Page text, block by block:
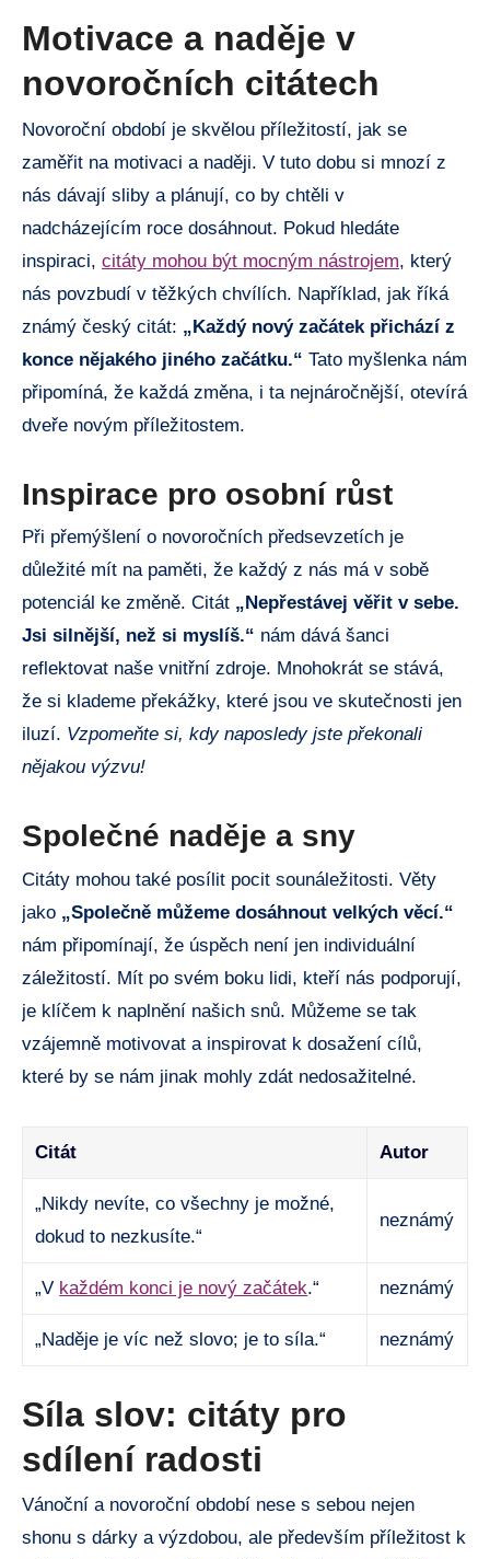
Motivace a naděje v
novoročních citátech
Novoroční období je skvělou příležitostí, jak se
zaměřit na motivaci a naději. V tuto dobu si mnozí z
nás dávají sliby a plánují, co by chtěli v
nadcházejícím roce dosáhnout. Pokud hledáte
inspiraci, citáty mohou být mocným nástrojem, který
nás povzbudí v těžkých chvílích. Například, jak říká
známý český citát: „Každý nový začátek přichází z
konce nějakého jiného začátku.“ Tato myšlenka nám
připomíná, že každá změna, i ta nejnáročnější, otevírá
dveře novým příležitostem.
Inspirace pro osobní růst
Při přemýšlení o novoročních předsevzetích je
důležité mít na paměti, že každý z nás má v sobě
potenciál ke změně. Citát „Nepřestávej věřit v sebe.
Jsi silnější, než si myslíš.“ nám dává šanci
reflektovat naše vnitřní zdroje. Mnohokrát se stává,
že si klademe překážky, které jsou ve skutečnosti jen
iluzí. Vzpomeňte si, kdy naposledy jste překonali
nějakou výzvu!
Společné naděje a sny
Citáty mohou také posílit pocit sounáležitosti. Věty
jako „Společně můžeme dosáhnout velkých věcí.“
nám připomínají, že úspěch není jen individuální
záležitostí. Mít po svém boku lidi, kteří nás podporují,
je klíčem k naplnění našich snů. Můžeme se tak
vzájemně motivovat a inspirovat k dosažení cílů,
které by se nám jinak mohly zdát nedosažitelné.
Citát Autor
„Nikdy nevíte, co všechny je možné,
dokud to nezkusíte.“
neznámý
„V každém konci je nový začátek.“ neznámý
„Naděje je víc než slovo; je to síla.“ neznámý
Síla slov: citáty pro
sdílení radosti
Vánoční a novoroční období nese s sebou nejen
shonu s dárky a výzdobou, ale především příležitost k